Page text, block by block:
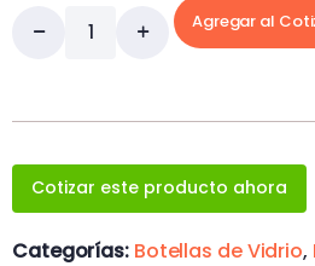
Agregar al
Cotizar este producto ahora
Categorías: Botellas de Vidrio,